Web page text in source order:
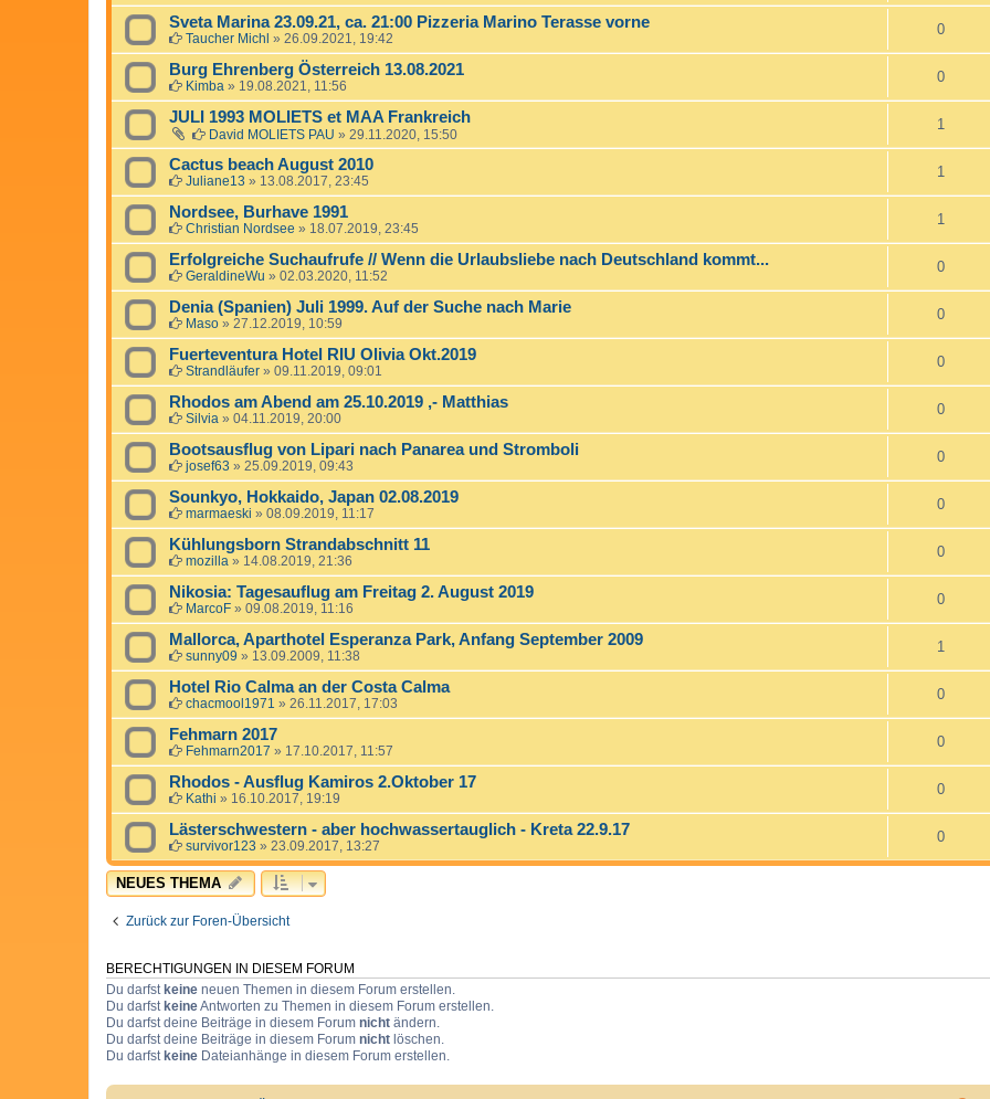
Sveta Marina 23.09.21, ca. 21:00 Pizzeria Marino Terasse vorne
Taucher Michl » 26.09.2021, 19:42
0
Burg Ehrenberg Österreich 13.08.2021
Kimba » 19.08.2021, 11:56
0
JULI 1993 MOLIETS et MAA Frankreich
David MOLIETS PAU » 29.11.2020, 15:50
1
Cactus beach August 2010
Juliane13 » 13.08.2017, 23:45
1
Nordsee, Burhave 1991
Christian Nordsee » 18.07.2019, 23:45
1
Erfolgreiche Suchaufrufe // Wenn die Urlaubsliebe nach Deutschland kommt...
GeraldineWu » 02.03.2020, 11:52
0
Denia (Spanien) Juli 1999. Auf der Suche nach Marie
Maso » 27.12.2019, 10:59
0
Fuerteventura Hotel RIU Olivia Okt.2019
Strandläufer » 09.11.2019, 09:01
0
Rhodos am Abend am 25.10.2019 ,- Matthias
Silvia » 04.11.2019, 20:00
0
Bootsausflug von Lipari nach Panarea und Stromboli
josef63 » 25.09.2019, 09:43
0
Sounkyo, Hokkaido, Japan 02.08.2019
marmaeski » 08.09.2019, 11:17
0
Kühlungsborn Strandabschnitt 11
mozilla » 14.08.2019, 21:36
0
Nikosia: Tagesauflug am Freitag 2. August 2019
MarcoF » 09.08.2019, 11:16
0
Mallorca, Aparthotel Esperanza Park, Anfang September 2009
sunny09 » 13.09.2009, 11:38
1
Hotel Rio Calma an der Costa Calma
chacmool1971 » 26.11.2017, 17:03
0
Fehmarn 2017
Fehmarn2017 » 17.10.2017, 11:57
0
Rhodos - Ausflug Kamiros 2.Oktober 17
Kathi » 16.10.2017, 19:19
0
Lästerschwestern - aber hochwassertauglich - Kreta 22.9.17
survivor123 » 23.09.2017, 13:27
0
NEUES THEMA
Zurück zur Foren-Übersicht
BERECHTIGUNGEN IN DIESEM FORUM
Du darfst keine neuen Themen in diesem Forum erstellen.
Du darfst keineAntworten zu Themen in diesem Forum erstellen.
Du darfst deine Beiträge in diesem Forum nicht ändern.
Du darfst deine Beiträge in diesem Forum nicht löschen.
Du darfst keine Dateianhänge in diesem Forum erstellen.